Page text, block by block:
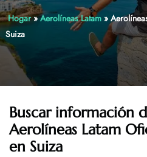
Hogar»Aerolíneas Latam»
Suiza
Buscar información
Aerolíneas Latam
en Suiza